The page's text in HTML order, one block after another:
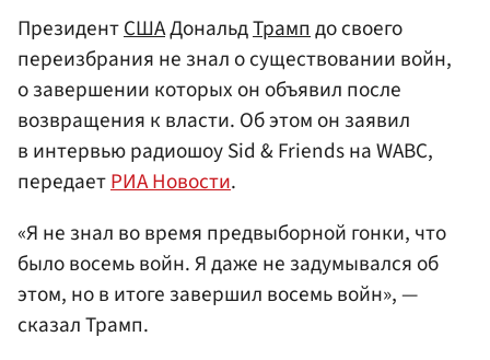
ПрезидентСШАДональдТрампдо своего
переизбрания не знал о существовании войн,
о завершении которых он объявил после
возвращения к власти. Об этом он заявил
в интервью радиошоу Sid & Friends на WABC,
передаетРИА Новости.
«Я не знал во время предвыборной гонки, что
было восемь войн. Я даже не задумывался об
этом, но в итоге завершил восемь войн», —
сказал Трамп.